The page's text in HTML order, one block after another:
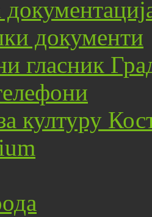
документи
гласник
културу